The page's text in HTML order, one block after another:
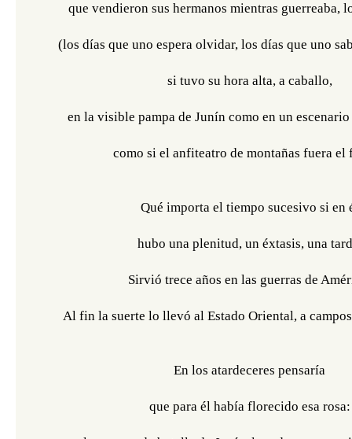
que vendieron sus hermanos mientras guerreaba,
(los días que uno espera olvidar, los días que uno
si tuvo su hora alta, a caballo,
en la visible pampa de Junín como en un
como si el anfiteatro de montañas fuera el
Qué importa el tiempo sucesivo si en
hubo una plenitud, un éxtasis, una
Sirvió trece años en las guerras de
Al fin la suerte lo llevó al Estado Oriental, a
En los atardeceres pensaría
que para él había florecido esa rosa: